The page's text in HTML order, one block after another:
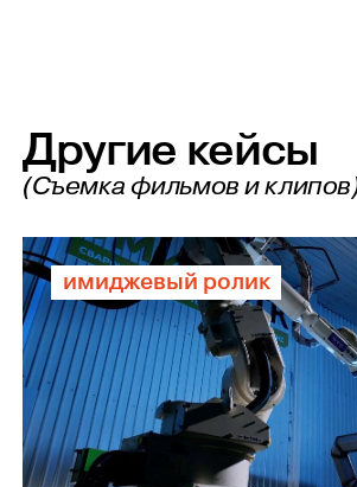
Другие кейсы
(Съемка фильмов и
имиджевый ролик